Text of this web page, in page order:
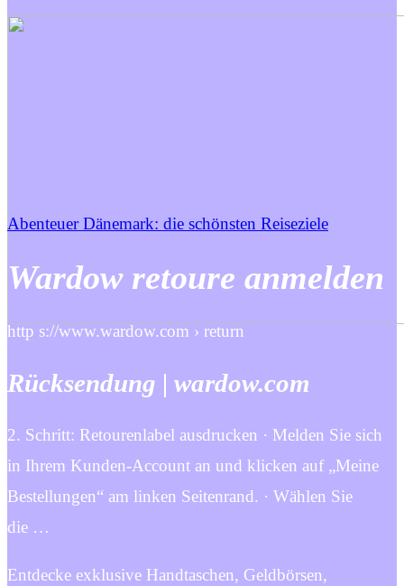
Abenteuer Dänemark: die schönsten Reiseziele
Wardow retoure anmelden
http s://www.wardow.com › return
Rücksendung | wardow.com
2. Schritt: Retourenlabel ausdrucken · Melden Sie sich
in Ihrem Kunden-Account an und klicken auf „Meine
Bestellungen“ am linken Seitenrand. · Wählen Sie
die …
Entdecke exklusive Handtaschen, Geldbörsen,